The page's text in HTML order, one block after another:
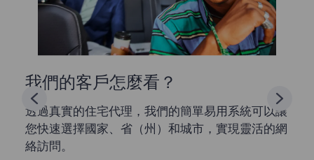
我們的客戶怎麼看？
透過真實的住宅代理，我們的簡單易用系統可以讓
您快速選擇國家、省（州）和城市，實現靈活的網
絡訪問。